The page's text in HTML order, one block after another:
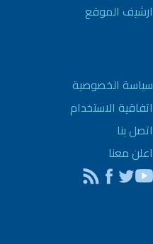
ارشيف الموقع
سياسة الخصوصية
اتفاقية الاستخدام
اتصل بنا
اعلن معنا